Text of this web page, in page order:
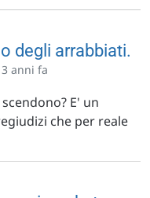
degli arrabbiati.
3 anni fa
E' un
che per reale